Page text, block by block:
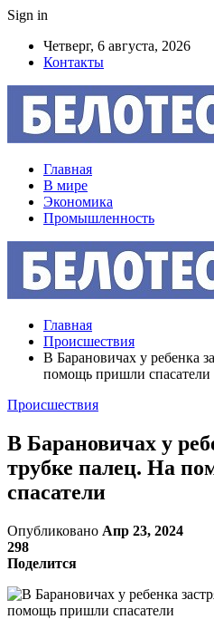
Sign in
Четверг, 6 августа, 2026
Контакты
Главная
В мире
Экономика
Промышленность
Главная
Происшествия
В Барановичах у ребенка
помощь пришли спасатели
Происшествия
В Барановичах у
трубке палец. На
спасатели
Опубликовано Апр 23, 2024
298
Поделится